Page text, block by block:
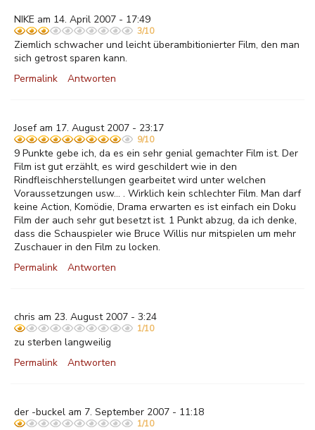
NIKE am 14. April 2007 - 17:49
3/10
Ziemlich schwacher und leicht überambitionierter Film, den man
sich getrost sparen kann.
Permalink
Antworten
Josef am 17. August 2007 - 23:17
9/10
9 Punkte gebe ich, da es ein sehr genial gemachter Film ist. Der
Film ist gut erzählt, es wird geschildert wie in den
Rindfleischherstellungen gearbeitet wird unter welchen
Voraussetzungen usw... . Wirklich kein schlechter Film. Man darf
keine Action, Komödie, Drama erwarten es ist einfach ein Doku
Film der auch sehr gut besetzt ist. 1 Punkt abzug, da ich denke,
dass die Schauspieler wie Bruce Willis nur mitspielen um mehr
Zuschauer in den Film zu locken.
Permalink
Antworten
chris am 23. August 2007 - 3:24
1/10
zu sterben langweilig
Permalink
Antworten
der -buckel am 7. September 2007 - 11:18
1/10